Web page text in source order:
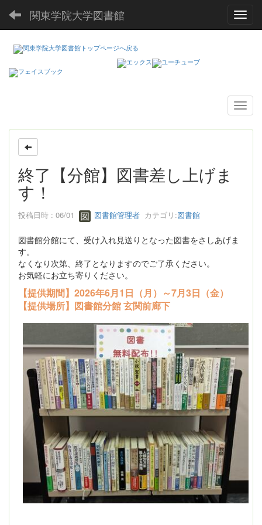
関東学院大学図書館
終了【分館】図書差し上げま
す！
投稿日時 : 06/01 図書館管理者 カテゴリ:図書館
図書館分館にて、受け入れ見送りとなった図書をさしあげま
す。
なくなり次第、終了となりますのでご了承ください。
お気軽にお立ち寄りください。
【提供期間】2026年6月1日（月）～7月3日（金）
【提供場所】図書館分館 玄関前廊下